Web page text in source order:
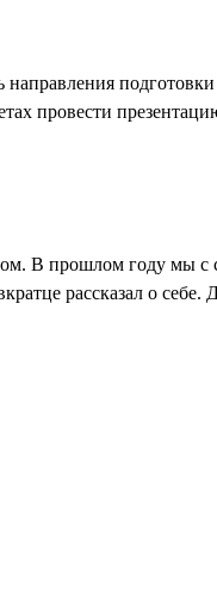
направления
провести
В прошлом году мы с
рассказал о